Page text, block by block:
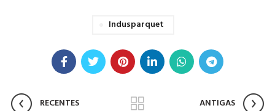
Indusparquet
RECENTES ANTIGAS